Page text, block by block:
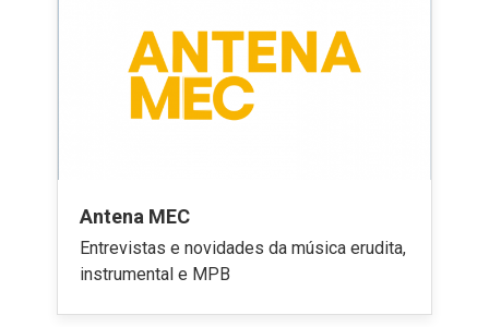
Antena MEC
Entrevistas e novidades da música erudita,
instrumental e MPB